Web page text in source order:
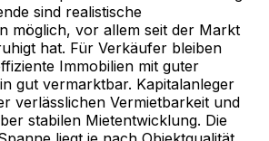
sind realistische
möglich, vor allem seit der Markt
hat. Für Verkäufer bleiben
Immobilien mit guter
gut vermarktbar. Kapitalanleger
verlässlichen Vermietbarkeit und
stabilen Mietentwicklung. Die